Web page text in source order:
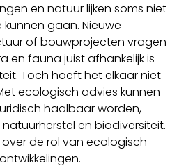
en natuur lijken soms niet
gaan. Nieuwe
of bouwprojecten vragen
en fauna juist afhankelijk is
Toch hoeft het elkaar niet
ecologisch advies kunnen
haalbaar worden,
en biodiversiteit.
de rol van ecologisch